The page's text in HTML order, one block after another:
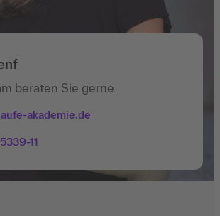
beraten Sie gerne
akademie.de
11